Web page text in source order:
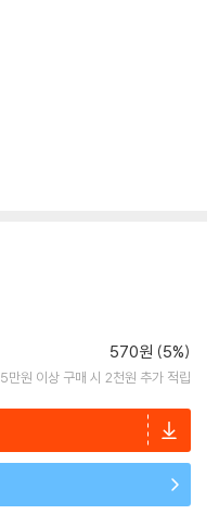
570원 (5%)
5만원 이상 구매 시 2천원 추가 적립